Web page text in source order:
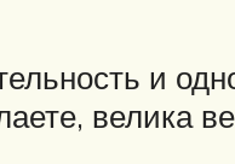
и
велика